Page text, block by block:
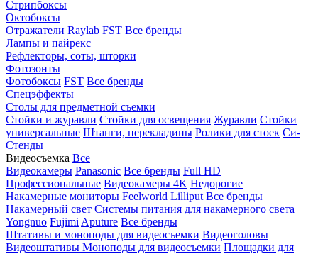
Стрипбоксы
Октобоксы
Отражатели Raylab FST Все бренды
Лампы и пайрекс
Рефлекторы, соты, шторки
Фотозонты
Фотобоксы FST Все бренды
Спецэффекты
Столы для предметной съемки
Стойки и журавли Стойки для освещения Журавли Стойки
универсальные Штанги, перекладины Ролики для стоек Си-
Стенды
Видеосъемка Все
Видеокамеры Panasonic Все бренды Full HD
Профессиональные Видеокамеры 4K Недорогие
Накамерные мониторы Feelworld Lilliput Все бренды
Накамерный свет Системы питания для накамерного света
Yongnuo Fujimi Aputure Все бренды
Штативы и моноподы для видеосъемки Видеоголовы
Видеоштативы Моноподы для видеосъемки Площадки для